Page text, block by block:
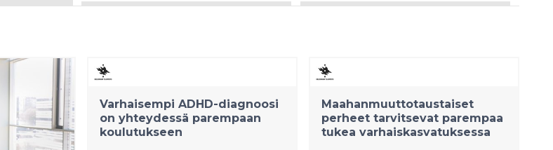
Varhaisempi ADHD-diagnoosi
on yhteydessä parempaan
koulutukseen
Maahanmuuttotaustaiset
perheet tarvitsevat parempaa
tukea varhaiskasvatuksessa